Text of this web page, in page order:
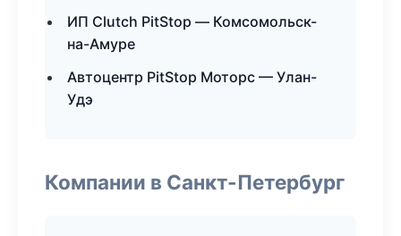
ИП Clutch PitStop — Комсомольск-
на-Амуре
Автоцентр PitStop Моторс — Улан-
Удэ
Компании в Санкт-Петербург